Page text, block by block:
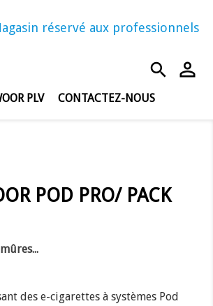
réservé aux professionnels
person_outline
search
PLV CONTACTEZ-NOUS
POD PRO/ PACK
des e-cigarettes à systèmes Pod